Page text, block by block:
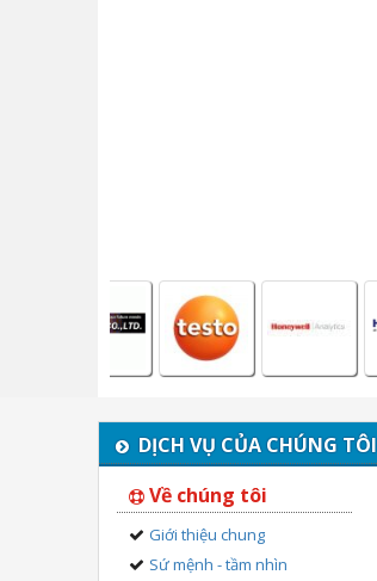
DỊCH VỤ CỦA CHÚNG TÔI
Về chúng tôi
Giới thiệu chung
Sứ mệnh - tầm nhìn